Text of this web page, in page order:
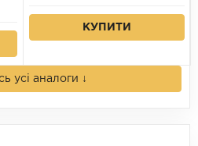
КУПИТИ
усі аналоги ↓